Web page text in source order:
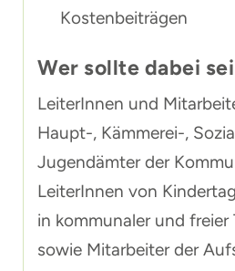
Kostenbeiträgen
Wer sollte dabei
LeiterInnen und
Haupt-, Kämmerei-,
Jugendämter der
LeiterInnen von
in kommunaler und freier
sowie Mitarbeiter der